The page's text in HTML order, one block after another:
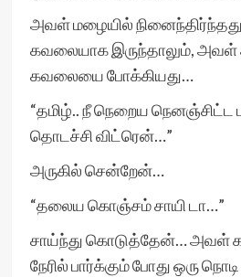
அவள் மழையில் நினைந்திர்ந்தது
கவலையாக இருந்தாலும்,
கவலையை போக்கியது…
“தமிழ்.. நீ நெறைய நெனஞ்சிட்ட
தொடச்சி விட்ரென்…”
அருகில் சென்றேன்…
“தலைய கொஞ்சம் சாயி டா…”
சாய்ந்து கொடுத்தேன்…
நேரில் பார்க்கும் போது ஒரு